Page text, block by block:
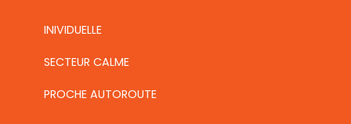
INIVIDUELLE
SECTEUR CALME
PROCHE AUTOROUTE